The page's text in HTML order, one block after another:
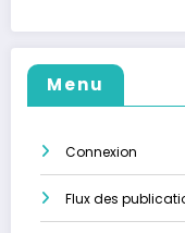
Menu
Connexion
Flux des